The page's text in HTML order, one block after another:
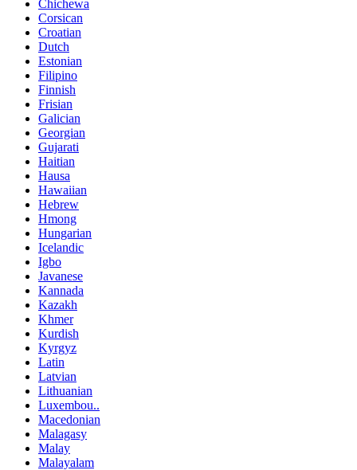
Chichewa
Corsican
Croatian
Dutch
Estonian
Filipino
Finnish
Frisian
Galician
Georgian
Gujarati
Haitian
Hausa
Hawaiian
Hebrew
Hmong
Hungarian
Icelandic
Igbo
Javanese
Kannada
Kazakh
Khmer
Kurdish
Kyrgyz
Latin
Latvian
Lithuanian
Luxembou..
Macedonian
Malagasy
Malay
Malayalam